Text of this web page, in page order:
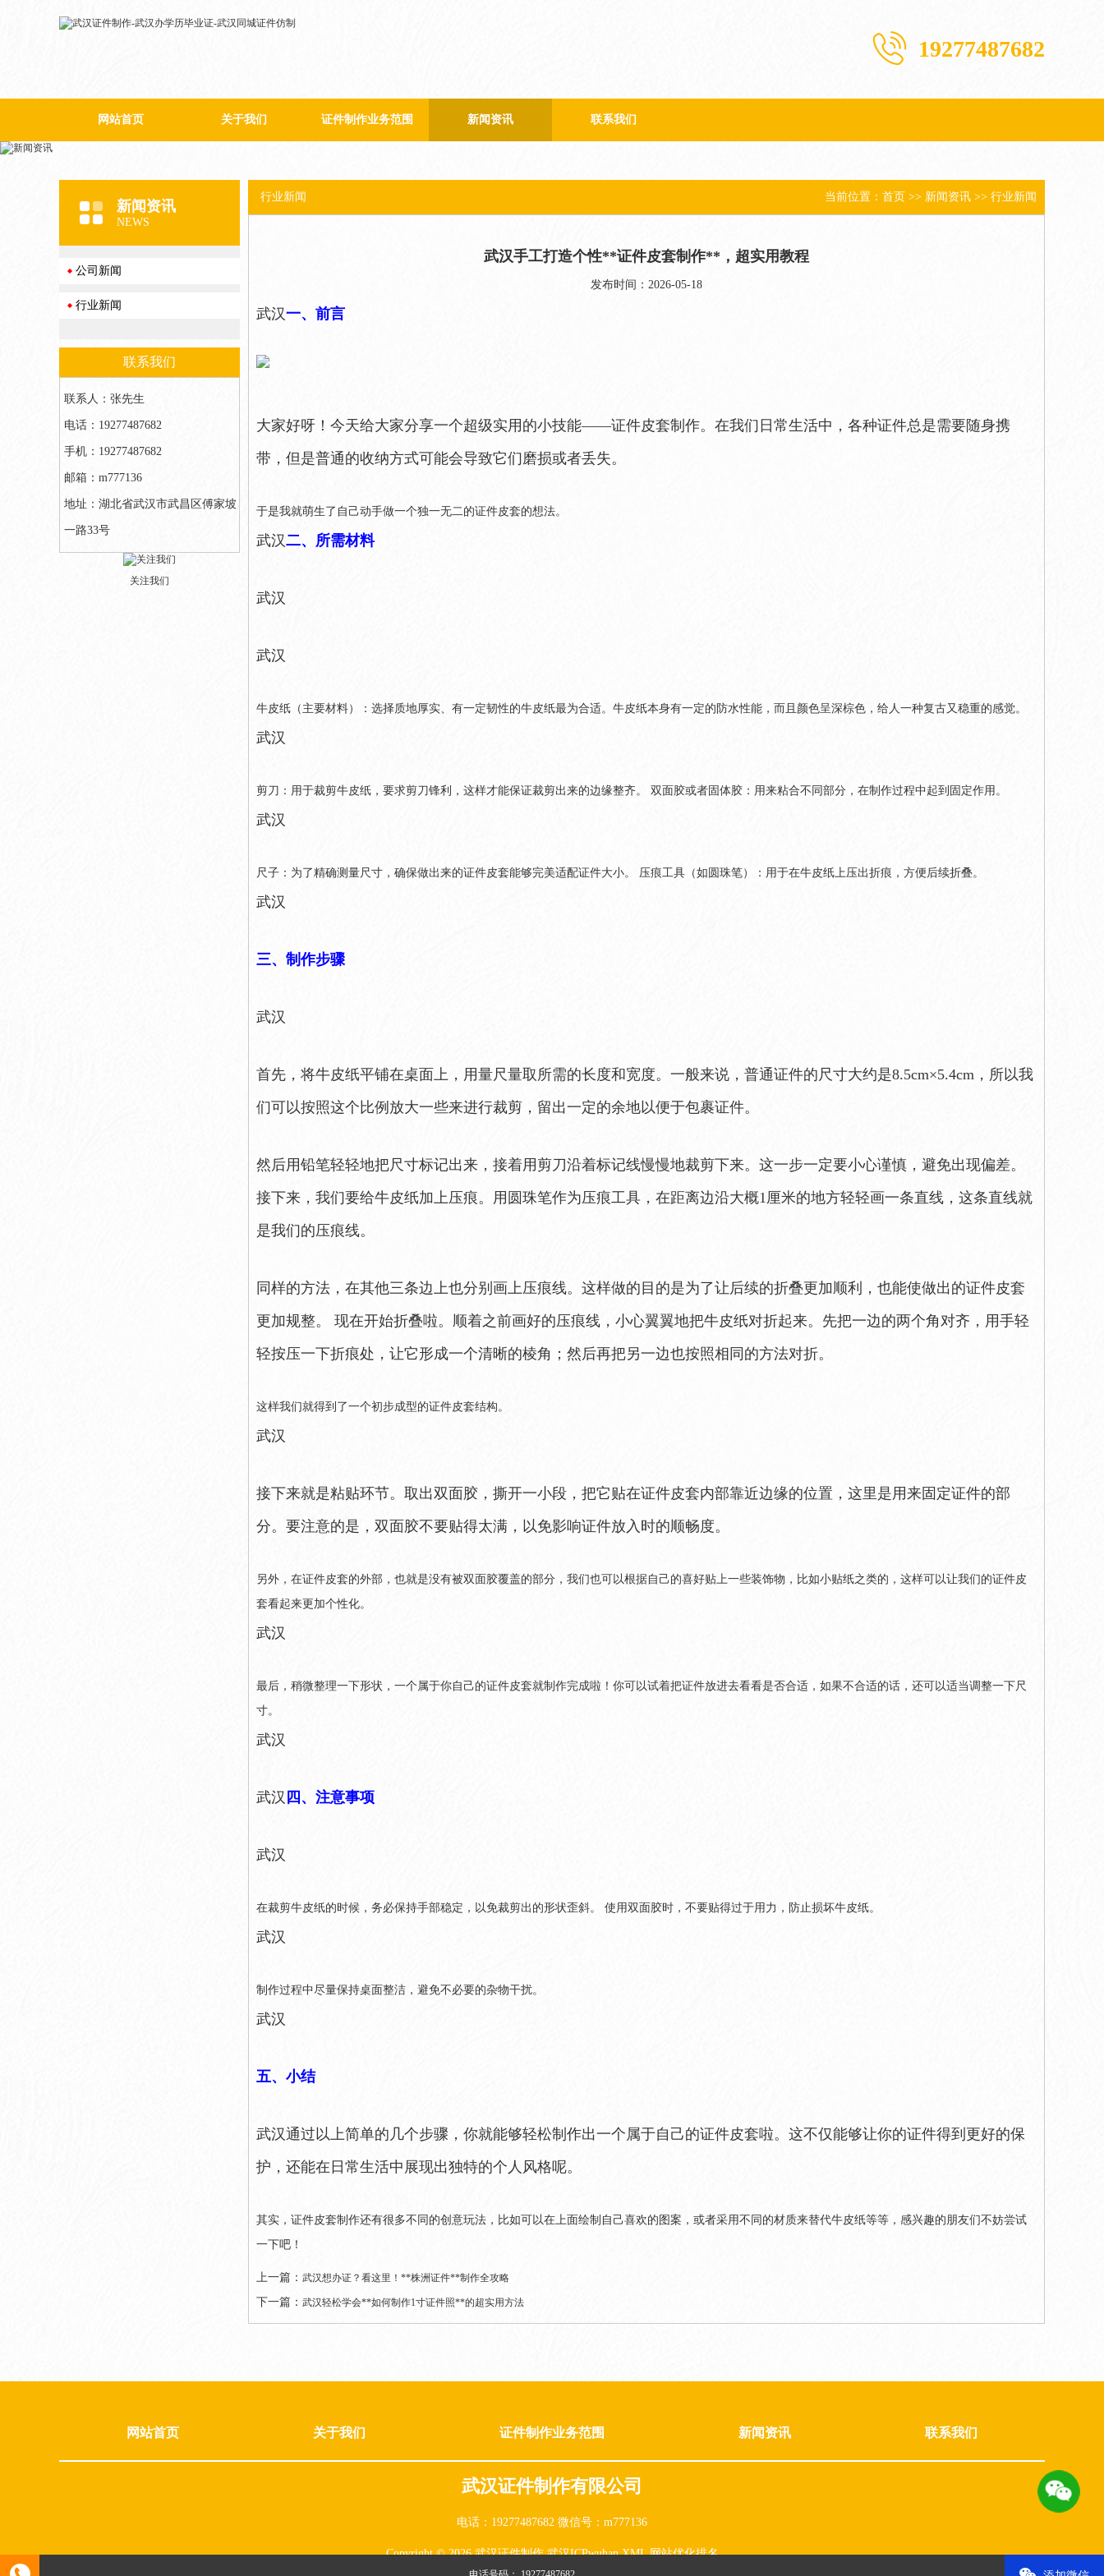
19277487682
网站首页 关于我们 证件制作业务范围 新闻资讯 联系我们
新闻资讯
NEWS
公司新闻
行业新闻
联系我们
联系人：张先生
电话：19277487682
手机：19277487682
邮箱：m777136
地址：湖北省武汉市武昌区傅家坡
一路33号
关注我们
当前位置： 首页 >> 新闻资讯 >> 行业新闻
行业新闻
武汉手工打造个性**证件皮套制作**，超实用教程
发布时间：2026-05-18
武汉一、前言
大家好呀！今天给大家分享一个超级实用的小技能——证件皮套制作。在我们日常生活中，各种证件总是需要随身携
带，但是普通的收纳方式可能会导致它们磨损或者丢失。
于是我就萌生了自己动手做一个独一无二的证件皮套的想法。
武汉二、所需材料
武汉
武汉
牛皮纸（主要材料）：选择质地厚实、有一定韧性的牛皮纸最为合适。牛皮纸本身有一定的防水性能，而且颜色呈深棕色，给人一种复古又稳重的感觉。
武汉
剪刀：用于裁剪牛皮纸，要求剪刀锋利，这样才能保证裁剪出来的边缘整齐。 双面胶或者固体胶：用来粘合不同部分，在制作过程中起到固定作用。
武汉
尺子：为了精确测量尺寸，确保做出来的证件皮套能够完美适配证件大小。 压痕工具（如圆珠笔）：用于在牛皮纸上压出折痕，方便后续折叠。
武汉
三、制作步骤
武汉
首先，将牛皮纸平铺在桌面上，用量尺量取所需的长度和宽度。一般来说，普通证件的尺寸大约是8.5cm×5.4cm，所以我
们可以按照这个比例放大一些来进行裁剪，留出一定的余地以便于包裹证件。
然后用铅笔轻轻地把尺寸标记出来，接着用剪刀沿着标记线慢慢地裁剪下来。这一步一定要小心谨慎，避免出现偏差。
接下来，我们要给牛皮纸加上压痕。用圆珠笔作为压痕工具，在距离边沿大概1厘米的地方轻轻画一条直线，这条直线就
是我们的压痕线。
同样的方法，在其他三条边上也分别画上压痕线。这样做的目的是为了让后续的折叠更加顺利，也能使做出的证件皮套
更加规整。 现在开始折叠啦。顺着之前画好的压痕线，小心翼翼地把牛皮纸对折起来。先把一边的两个角对齐，用手轻
轻按压一下折痕处，让它形成一个清晰的棱角；然后再把另一边也按照相同的方法对折。
这样我们就得到了一个初步成型的证件皮套结构。
武汉
接下来就是粘贴环节。取出双面胶，撕开一小段，把它贴在证件皮套内部靠近边缘的位置，这里是用来固定证件的部
分。要注意的是，双面胶不要贴得太满，以免影响证件放入时的顺畅度。
另外，在证件皮套的外部，也就是没有被双面胶覆盖的部分，我们也可以根据自己的喜好贴上一些装饰物，比如小贴纸之类的，这样可以让我们的证件皮
套看起来更加个性化。
武汉
最后，稍微整理一下形状，一个属于你自己的证件皮套就制作完成啦！你可以试着把证件放进去看看是否合适，如果不合适的话，还可以适当调整一下尺
寸。
武汉
武汉 四、注意事项
武汉
在裁剪牛皮纸的时候，务必保持手部稳定，以免裁剪出的形状歪斜。 使用双面胶时，不要贴得过于用力，防止损坏牛皮纸。
武汉
制作过程中尽量保持桌面整洁，避免不必要的杂物干扰。
武汉
五、小结
武汉通过以上简单的几个步骤，你就能够轻松制作出一个属于自己的证件皮套啦。这不仅能够让你的证件得到更好的保
护，还能在日常生活中展现出独特的个人风格呢。
其实，证件皮套制作还有很多不同的创意玩法，比如可以在上面绘制自己喜欢的图案，或者采用不同的材质来替代牛皮纸等等，感兴趣的朋友们不妨尝试
一下吧！
上一篇： 武汉想办证？看这里！**株洲证件**制作全攻略
下一篇： 武汉轻松学会**如何制作1寸证件照**的超实用方法
网站首页 关于我们 证件制作业务范围 新闻资讯 联系我们
武汉证件制作有限公司
电话：19277487682 微信号：m777136
Copyright © 2026 武汉证件制作武汉ICPwuhan XML 网站优化排名